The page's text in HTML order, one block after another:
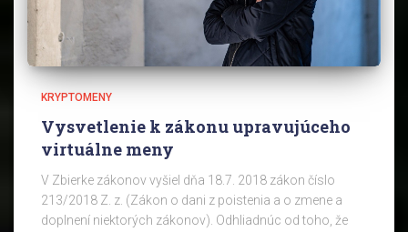
KRYPTOMENY
Vysvetlenie k zákonu upravujúceho
virtuálne meny
V Zbierke zákonov vyšiel dňa 18.7. 2018 zákon číslo
213/2018 Z. z. (Zákon o dani z poistenia a o zmene a
doplnení niektorých zákonov). Odhliadnúc od toho, že